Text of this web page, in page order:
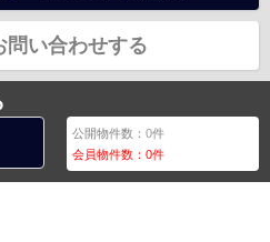
問い合わせする
公開物件数：0件
会員物件数：0件